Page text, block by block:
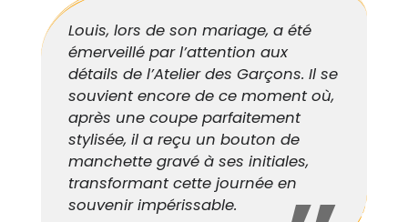
Louis, lors de son mariage, a été
émerveillé par l’attention aux
détails de l’Atelier des Garçons. Il se
souvient encore de ce moment où,
après une coupe parfaitement
stylisée, il a reçu un bouton de
manchette gravé à ses initiales,
transformant cette journée en
souvenir impérissable.